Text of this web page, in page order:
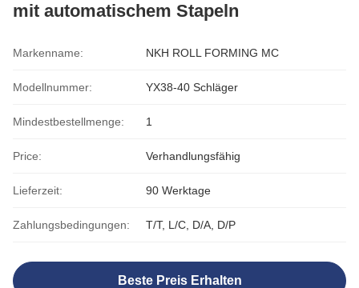
mit automatischem Stapeln
Markenname: NKH ROLL FORMING MC
Modellnummer: YX38-40 Schläger
Mindestbestellmenge: 1
Price: Verhandlungsfähig
Lieferzeit: 90 Werktage
Zahlungsbedingungen: T/T, L/C, D/A, D/P
Beste Preis Erhalten